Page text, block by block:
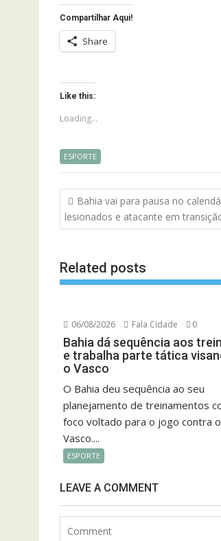
Compartilhar Aqui!
Share
Like this:
Loading...
ESPORTE
Navegação
de
artigos
Bahia vai para pausa no
lesionados e atacante em
Related posts
06/08/2026 Fala Cidade 0
Bahia dá sequência aos
e trabalha parte tática
o Vasco
O Bahia deu sequência ao seu
planejamento de treinamentos
foco voltado para o jogo contra o
Vasco....
ESPORTE
LEAVE A COMMENT